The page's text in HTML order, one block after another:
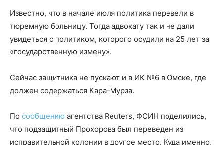
Известно, что в начале июля политика перевели в
тюремную больницу. Тогда адвокату так и не дали
увидеться с политиком, которого осудили на 25 лет за
«государственную измену».
Сейчас защитника не пускают и в ИК №6 в Омске, где
должен содержаться Кара-Мурза.
По сообщению агентства Reuters, ФСИН поделились,
что подзащитный Прохорова был переведен из
исправительной колонии в другое место. Куда именно,